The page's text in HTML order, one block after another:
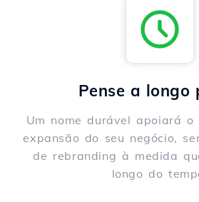
Pense a longo
Um nome durável apoiará o
expansão do seu negócio,
de rebranding à medida
longo do